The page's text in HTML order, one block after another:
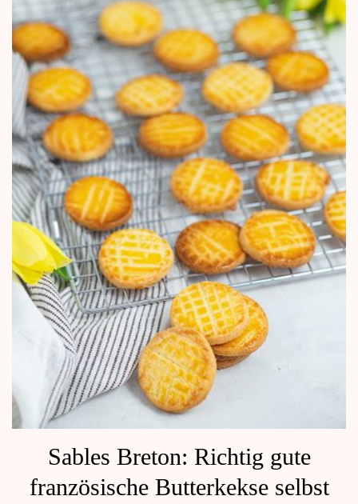
Sables Breton: Richtig gute
französische Butterkekse selbst